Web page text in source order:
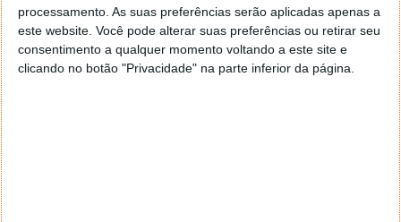
processamento. As suas preferências serão aplicadas apenas a
este website. Você pode alterar suas preferências ou retirar seu
consentimento a qualquer momento voltando a este site e
clicando no botão "Privacidade" na parte inferior da página.
descrição, identificar pessoas, adicionar uma
localização ou uma música, entre outros, verá a
novidade: Público. Aí pode definir se quer partilhar a
publicação com todos os seus seguidores ou apenas